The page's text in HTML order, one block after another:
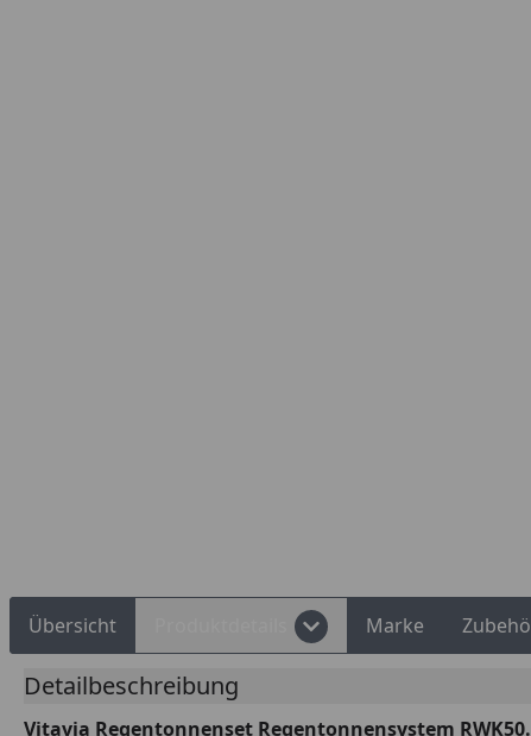
Übersicht Marke
Detailbeschreibung
Vitavia Regentonnenset Regentonnensystem RWK50.